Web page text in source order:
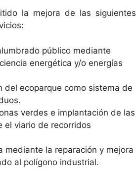
la mejora de las siguientes
público mediante
energética y/o energías
del ecoparque como sistema de
verdes e implantación de las
el viario de recorridos
mediante la reparación y mejora
al polígono industrial.